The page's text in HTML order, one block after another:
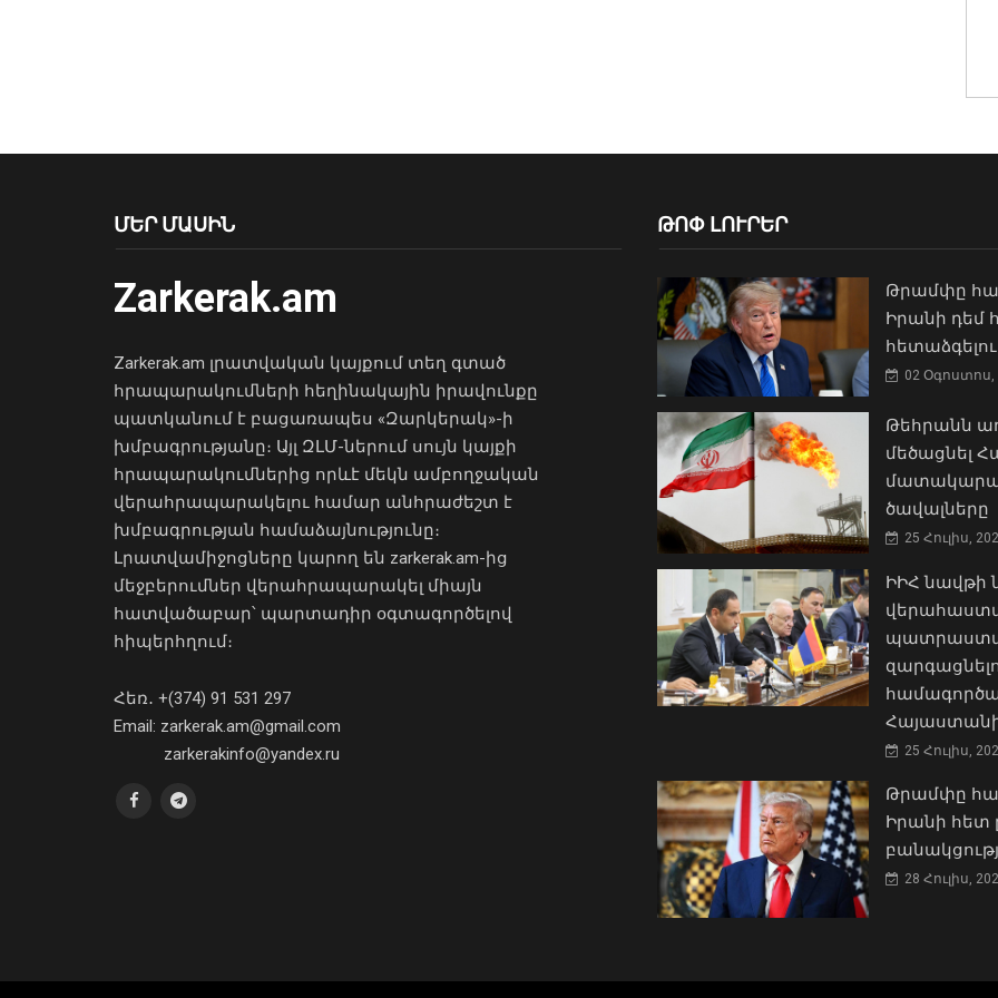
ՄԵՐ ՄԱՍԻՆ
Zarkerak.am
Zarkerak.am լրատվական կայքում տեղ գտած
հրապարակումների հեղինակային իրավունքը
պատկանում է բացառապես «Զարկերակ»-ի
խմբագրությանը։ Այլ ԶԼՄ-ներում սույն կայքի
հրապարակումներից որևէ մեկն ամբողջական
վերահրապարակելու համար անհրաժեշտ է
խմբագրության համաձայնությունը։
Լրատվամիջոցները կարող են zarkerak.am-ից
մեջբերումներ վերահրապարակել միայն
հատվածաբար՝ պարտադիր օգտագործելով
հիպերհղում։
Հեռ․ +(374) 91 531 297
Email: zarkerak.am@gmail.com
zarkerakinfo@yandex.ru
ԹՈՓ ԼՈՒՐԵՐ
Թրամփը
Իրանի դեմ
02 Օգոստոս,
Թեհրանն
մեծացնել
ծավալները
25 Հուլիս,
ԻԻՀ
25 Հուլիս,
Թրամփը
Իրանի հետ
28 Հուլիս,